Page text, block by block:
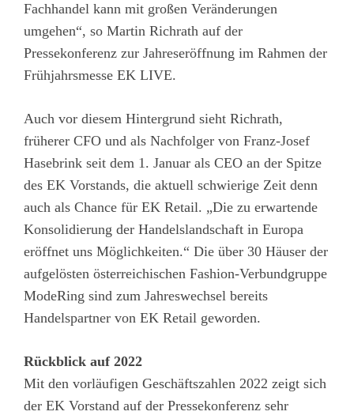
Fachhandel kann mit großen Veränderungen
umgehen“, so Martin Richrath auf der
Pressekonferenz zur Jahreseröffnung im Rahmen der
Frühjahrsmesse EK LIVE.
Auch vor diesem Hintergrund sieht Richrath,
früherer CFO und als Nachfolger von Franz-Josef
Hasebrink seit dem 1. Januar als CEO an der Spitze
des EK Vorstands, die aktuell schwierige Zeit denn
auch als Chance für EK Retail. „Die zu erwartende
Konsolidierung der Handelslandschaft in Europa
eröffnet uns Möglichkeiten.“ Die über 30 Häuser der
aufgelösten österreichischen Fashion-Verbundgruppe
ModeRing sind zum Jahreswechsel bereits
Handelspartner von EK Retail geworden.
Rückblick auf 2022
Mit den vorläufigen Geschäftszahlen 2022 zeigt sich
der EK Vorstand auf der Pressekonferenz sehr